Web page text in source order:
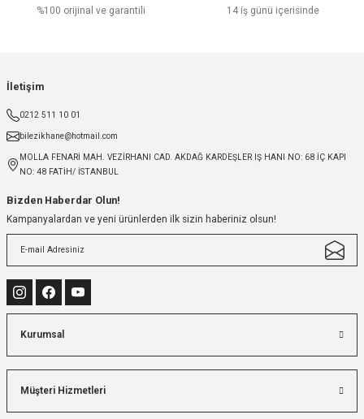
%100 orijinal ve garantili 14 iş günü içerisinde
İletişim
0212 511 10 01
bilezikhane@hotmail.com
MOLLA FENARİ MAH. VEZİRHANI CAD. AKDAĞ KARDEŞLER IŞ HANI NO: 68 İÇ KAPI
NO: 48 FATİH/ İSTANBUL
Bizden Haberdar Olun!
Kampanyalardan ve yeni ürünlerden ilk sizin haberiniz olsun!
Kurumsal
Müşteri Hizmetleri